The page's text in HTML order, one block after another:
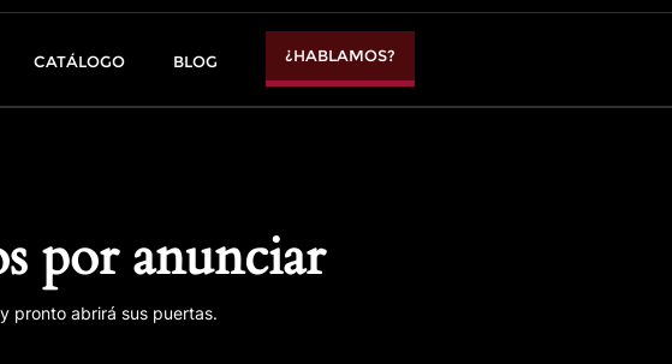
CATÁLOGO BLOG ¿HABLAMOS?
por anunciar
pronto abrirá sus puertas.